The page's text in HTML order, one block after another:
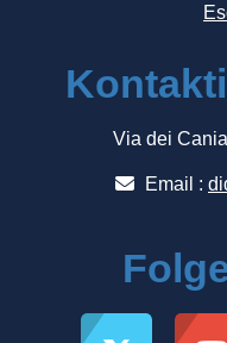
Via dei
Email :